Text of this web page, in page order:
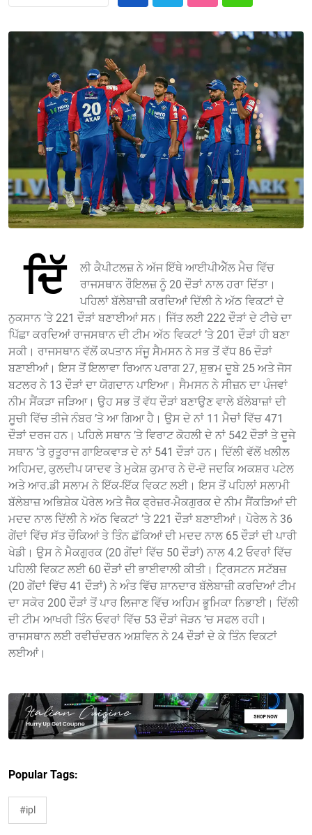
ਦਿੱ
ਲੀ ਕੈਪੀਟਲਜ਼ ਨੇ ਅੱਜ ਇੱਥੇ ਆਈਪੀਐੱਲ ਮੈਚ ਵਿੱਚ
ਰਾਜਸਥਾਨ ਰੌਇਲਜ਼ ਨੂੰ 20 ਦੌੜਾਂ ਨਾਲ ਹਰਾ ਦਿੱਤਾ।
ਪਹਿਲਾਂ ਬੱਲੇਬਾਜ਼ੀ ਕਰਦਿਆਂ ਦਿੱਲੀ ਨੇ ਅੱਠ ਵਿਕਟਾਂ ਦੇ
ਨੁਕਸਾਨ ’ਤੇ 221 ਦੌੜਾਂ ਬਣਾਈਆਂ ਸਨ। ਜਿੱਤ ਲਈ 222 ਦੌੜਾਂ ਦੇ ਟੀਚੇ ਦਾ
ਪਿੱਛਾ ਕਰਦਿਆਂ ਰਾਜਸਥਾਨ ਦੀ ਟੀਮ ਅੱਠ ਵਿਕਟਾਂ ’ਤੇ 201 ਦੌੜਾਂ ਹੀ ਬਣਾ
ਸਕੀ। ਰਾਜਸਥਾਨ ਵੱਲੋਂ ਕਪਤਾਨ ਸੰਜੂ ਸੈਮਸਨ ਨੇ ਸਭ ਤੋਂ ਵੱਧ 86 ਦੌੜਾਂ
ਬਣਾਈਆਂ। ਇਸ ਤੋਂ ਇਲਾਵਾ ਰਿਆਨ ਪਰਾਗ 27, ਸ਼ੁਭਮ ਦੂਬੇ 25 ਅਤੇ ਜੋਸ
ਬਟਲਰ ਨੇ 13 ਦੌੜਾਂ ਦਾ ਯੋਗਦਾਨ ਪਾਇਆ। ਸੈਮਸਨ ਨੇ ਸੀਜ਼ਨ ਦਾ ਪੰਜਵਾਂ
ਨੀਮ ਸੈਂਕੜਾ ਜੜਿਆ। ਉਹ ਸਭ ਤੋਂ ਵੱਧ ਦੌੜਾਂ ਬਣਾਉਣ ਵਾਲੇ ਬੱਲੇਬਾਜ਼ਾਂ ਦੀ
ਸੂਚੀ ਵਿੱਚ ਤੀਜੇ ਨੰਬਰ ’ਤੇ ਆ ਗਿਆ ਹੈ। ਉਸ ਦੇ ਨਾਂ 11 ਮੈਚਾਂ ਵਿੱਚ 471
ਦੌੜਾਂ ਦਰਜ ਹਨ। ਪਹਿਲੇ ਸਥਾਨ ’ਤੇ ਵਿਰਾਟ ਕੋਹਲੀ ਦੇ ਨਾਂ 542 ਦੌੜਾਂ ਤੇ ਦੂਜੇ
ਸਥਾਨ ’ਤੇ ਰੁਤੂਰਾਜ ਗਾਇਕਵਾੜ ਦੇ ਨਾਂ 541 ਦੌੜਾਂ ਹਨ। ਦਿੱਲੀ ਵੱਲੋਂ ਖਲੀਲ
ਅਹਿਮਦ, ਕੁਲਦੀਪ ਯਾਦਵ ਤੇ ਮੁਕੇਸ਼ ਕੁਮਾਰ ਨੇ ਦੋ-ਦੋ ਜਦਕਿ ਅਕਸ਼ਰ ਪਟੇਲ
ਅਤੇ ਆਰ.ਡੀ ਸਲਾਮ ਨੇ ਇੱਕ-ਇੱਕ ਵਿਕਟ ਲਈ। ਇਸ ਤੋਂ ਪਹਿਲਾਂ ਸਲਾਮੀ
ਬੱਲੇਬਾਜ਼ ਅਭਿਸ਼ੇਕ ਪੋਰੇਲ ਅਤੇ ਜੈਕ ਫ੍ਰੇਜ਼ਰ-ਮੈਕਗੁਰਕ ਦੇ ਨੀਮ ਸੈਂਕੜਿਆਂ ਦੀ
ਮਦਦ ਨਾਲ ਦਿੱਲੀ ਨੇ ਅੱਠ ਵਿਕਟਾਂ ’ਤੇ 221 ਦੌੜਾਂ ਬਣਾਈਆਂ। ਪੋਰੇਲ ਨੇ 36
ਗੇਂਦਾਂ ਵਿੱਚ ਸੱਤ ਚੌਕਿਆਂ ਤੇ ਤਿੰਨ ਛੱਕਿਆਂ ਦੀ ਮਦਦ ਨਾਲ 65 ਦੌੜਾਂ ਦੀ ਪਾਰੀ
ਖੇਡੀ। ਉਸ ਨੇ ਮੈਕਗੁਰਕ (20 ਗੇਂਦਾਂ ਵਿੱਚ 50 ਦੌੜਾਂ) ਨਾਲ 4.2 ਓਵਰਾਂ ਵਿੱਚ
ਪਹਿਲੀ ਵਿਕਟ ਲਈ 60 ਦੌੜਾਂ ਦੀ ਭਾਈਵਾਲੀ ਕੀਤੀ। ਟ੍ਰਿਸਟਨ ਸਟੱਬਜ਼
(20 ਗੇਂਦਾਂ ਵਿੱਚ 41 ਦੌੜਾਂ) ਨੇ ਅੰਤ ਵਿੱਚ ਸ਼ਾਨਦਾਰ ਬੱਲੇਬਾਜ਼ੀ ਕਰਦਿਆਂ ਟੀਮ
ਦਾ ਸਕੋਰ 200 ਦੌੜਾਂ ਤੋਂ ਪਾਰ ਲਿਜਾਣ ਵਿੱਚ ਅਹਿਮ ਭੂਮਿਕਾ ਨਿਭਾਈ। ਦਿੱਲੀ
ਦੀ ਟੀਮ ਆਖਰੀ ਤਿੰਨ ਓਵਰਾਂ ਵਿੱਚ 53 ਦੌੜਾਂ ਜੋੜਨ ’ਚ ਸਫਲ ਰਹੀ।
ਰਾਜਸਥਾਨ ਲਈ ਰਵੀਚੰਦਰਨ ਅਸ਼ਵਿਨ ਨੇ 24 ਦੌੜਾਂ ਦੇ ਕੇ ਤਿੰਨ ਵਿਕਟਾਂ
ਲਈਆਂ।
Popular Tags:
#ipl